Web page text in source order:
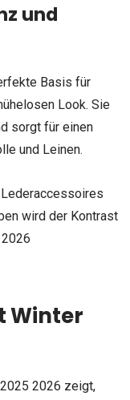
und
Basis für
Look. Sie
sorgt für einen
und Leinen.
wird der Kontrast
Winter
2025 2026 zeigt,